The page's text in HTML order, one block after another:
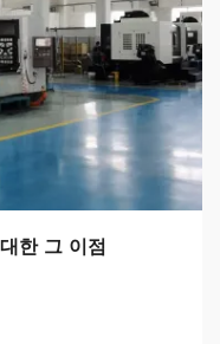
한 그 이점